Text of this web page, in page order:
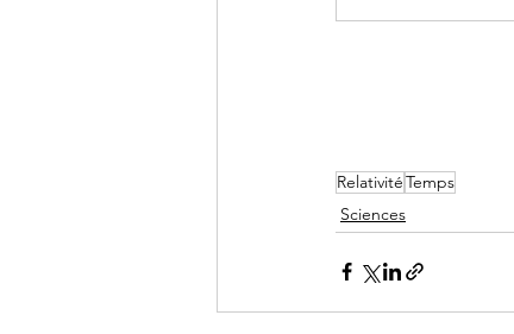
RelativitéTemps
Sciences